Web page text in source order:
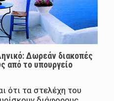
Δωρεάν διακοπές
από το υπουργείο
ότι τα στελέχη του